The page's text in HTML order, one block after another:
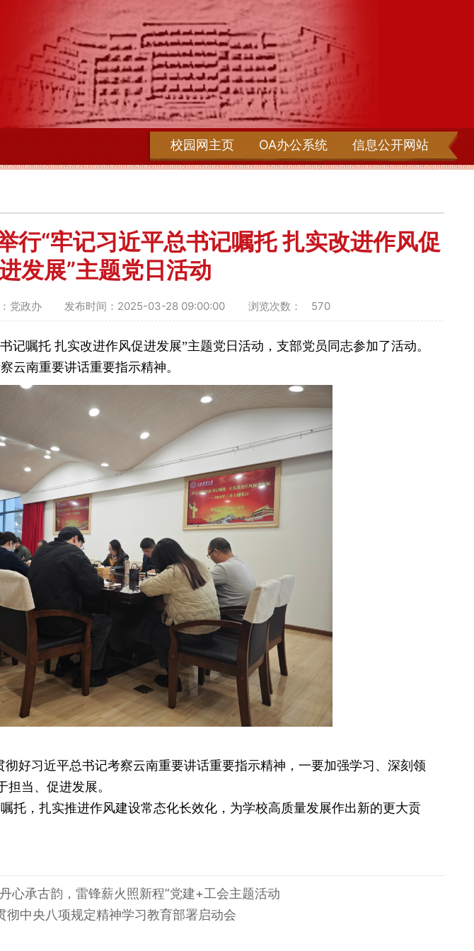
校园网主页 OA办公系统 信息公开网站
行“牢记习近平总书记嘱托 扎实改进作风促
发展”主题党日活动
党政办 发布时间：2025-03-28 09:00:00 浏览次数： 570
记嘱托 扎实改进作风促进发展”主题党日活动，支部党员同志参加了活动。
南重要讲话重要指示精神。
彻好习近平总书记考察云南重要讲话重要指示精神，一要加强学习、深刻领
当、促进发展。
托，扎实推进作风建设常态化长效化，为学校高质量发展作出新的更大贡
心承古韵，雷锋薪火照新程”党建+工会主题活动
中央八项规定精神学习教育部署启动会